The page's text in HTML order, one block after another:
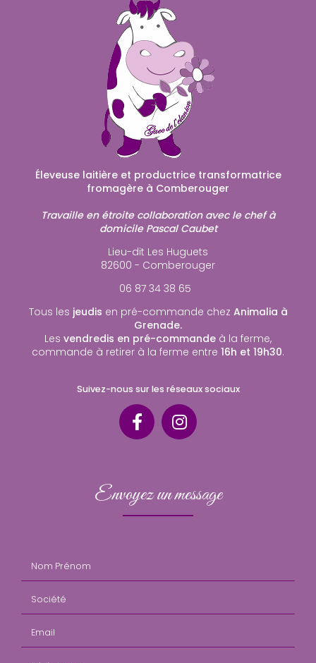
Éleveuse laitière et productrice transformatrice
fromagère à Comberouger
Travaille en étroite collaboration avec le chef à
domicile Pascal Caubet
Lieu-dit Les Huguets
82600 - Comberouger
06 87 34 38 65
Tous les jeudis en pré-commande chez Animalia à
Grenade.
Les vendredis en pré-commande à la ferme,
commande à retirer à la ferme entre 16h et 19h30.
Suivez-nous sur les réseaux sociaux
Envoyez un message